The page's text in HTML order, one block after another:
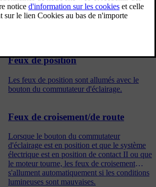
Lorsque le bouton du commutateur
d'éclairage est en position et que le système
Feux de position
Les feux de position sont allumés avec le
bouton du commutateur d'éclairage.
Feux de croisement/de route
Lorsque le bouton du commutateur
d'éclairage est en position et que le système
électrique est en position de contact II ou que
le moteur tourne, les feux de croisement
s'allument automatiquement si les conditions
lumineuses sont mauvaises.